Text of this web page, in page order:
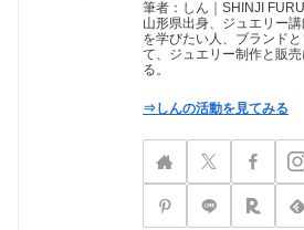
筆者：しん｜SHINJI
山形県出身、ジュエリー
を学びたい人、ブランド
て、ジュエリー制作と販
る。
⇒しんの活動を見てみる